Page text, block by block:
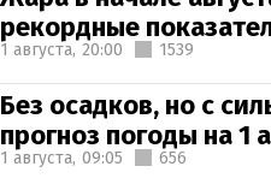
рекордные
1 августа, 20:00 1539
Без осадков, но с
прогноз погоды на 1
1 августа, 09:05 656